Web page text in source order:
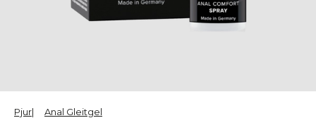
Pjur Anal Gleitgel